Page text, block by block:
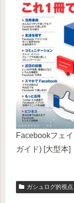
Facebookフェ
ガイド) [大型本]
ガシュログ的視点